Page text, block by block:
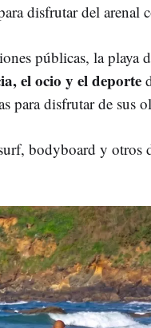
disfrutar del arenal
públicas, la playa
el ocio y el deporte
para disfrutar de sus
bodyboard y otros